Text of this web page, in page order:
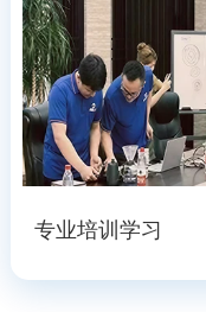
专业培训学习